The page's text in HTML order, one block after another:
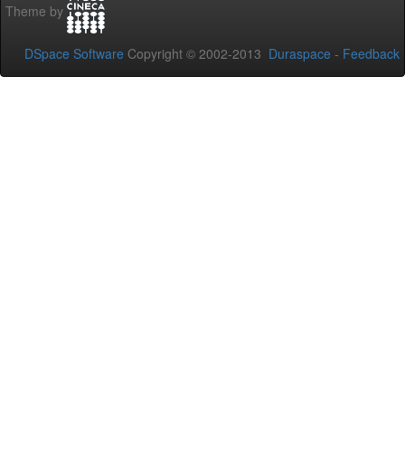
Theme by
DSpace Software Copyright © 2002-2013 Duraspace - Feedback